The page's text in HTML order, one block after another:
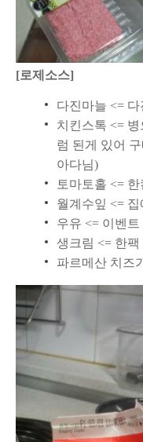
[로제소스]
다진마늘 <=
치킨스톡 <=
럼 된게 있어
아다님)
토마토홀 <= 한
월계수잎 <= 집
우유 <= 이벤
생크림 <= 한팩
파르메산 치즈